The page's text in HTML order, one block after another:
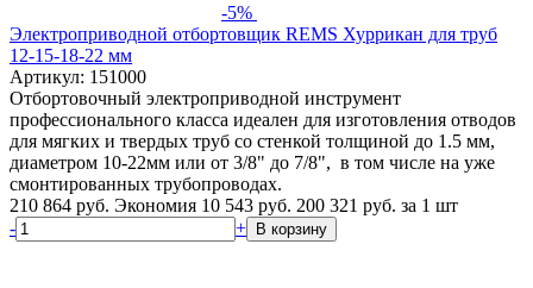
-5%
Электроприводной отбортовщик REMS Хуррикан для труб
12-15-18-22 мм
Артикул: 151000
Отбортовочный электроприводной инструмент
профессионального класса идеален для изготовления отводов
для мягких и твердых труб со стенкой толщиной до 1.5 мм,
диаметром 10-22мм или от 3/8" до 7/8", в том числе на уже
смонтированных трубопроводах.
210 864 руб. Экономия 10 543 руб. 200 321 руб. за 1 шт
-
+ В корзину